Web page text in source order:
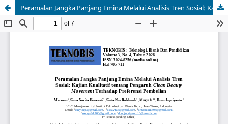
Peramalan Jangka Panjang Emina Melalui Analisis Tren Sosial: Kajian Kualitatif tentang Pengaruh Clean Beauty Movement Terhadap Preferensi Pembelian